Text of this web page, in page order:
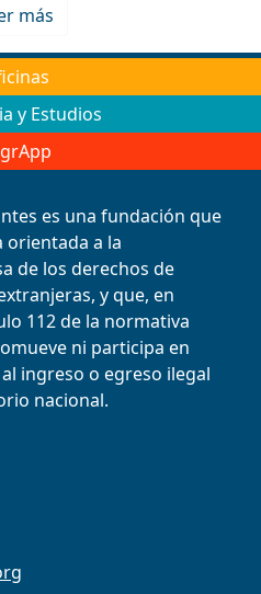
más
y Estudios
es una fundación que
orientada a la
de los derechos de
y que, en
112 de la normativa
ni participa en
ingreso o egreso ilegal
nacional.